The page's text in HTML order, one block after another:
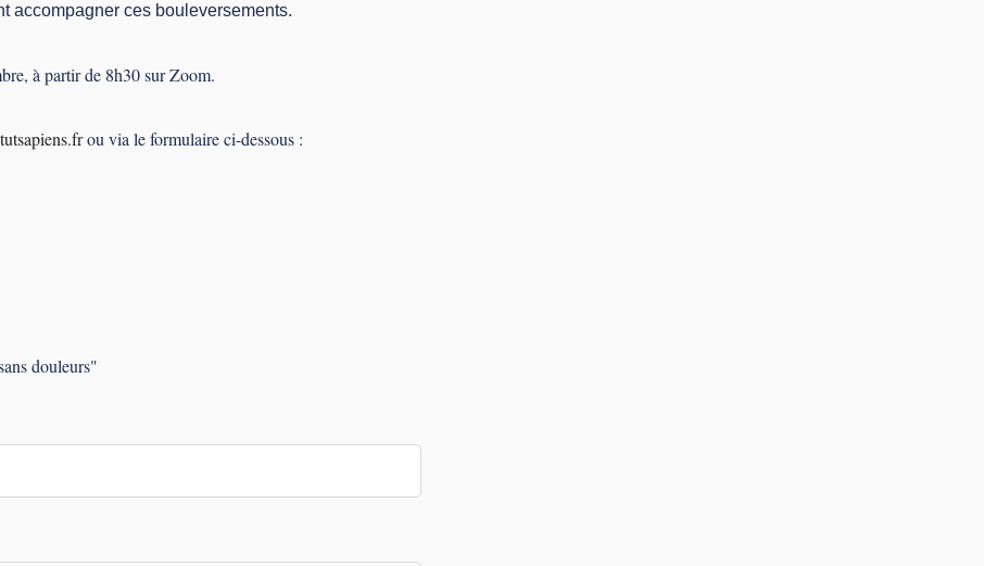
accompagner ces bouleversements.
à partir de 8h30 sur Zoom.
ou via le formulaire ci-dessous :
douleurs"